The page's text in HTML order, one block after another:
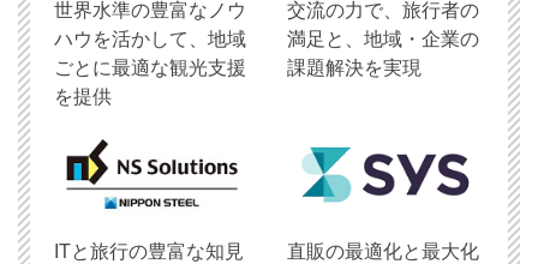
世界水準の豊富なノウ
ハウを活かして、地域
ごとに最適な観光支援
を提供
交流の力で、旅行者の
満足と、地域・企業の
課題解決を実現
ITと旅行の豊富な知見
直販の最適化と最大化